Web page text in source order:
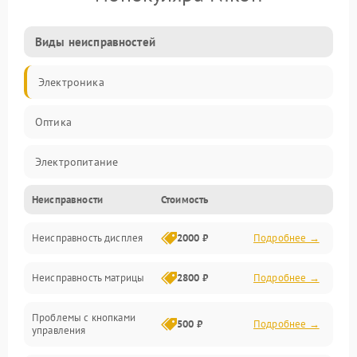
Виды неисправностей
Электроника
Оптика
Электропитание
Видео
ПО
Управление
Механические повреждения
Неисправности Стоимость
Неисправность дисплея 2000 ₽ Подробнее →
Неисправность матрицы 2800 ₽ Подробнее →
Проблемы с кнопками
управления
500 ₽ Подробнее →